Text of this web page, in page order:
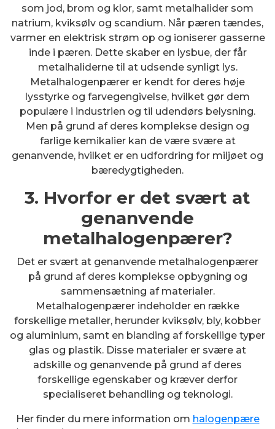
som jod, brom og klor, samt metalhalider som
natrium, kviksølv og scandium. Når pæren tændes,
varmer en elektrisk strøm op og ioniserer gasserne
inde i pæren. Dette skaber en lysbue, der får
metalhaliderne til at udsende synligt lys.
Metalhalogenpærer er kendt for deres høje
lysstyrke og farvegengivelse, hvilket gør dem
populære i industrien og til udendørs belysning.
Men på grund af deres komplekse design og
farlige kemikalier kan de være svære at
genanvende, hvilket er en udfordring for miljøet og
bæredygtigheden.
3. Hvorfor er det svært at
genanvende
metalhalogenpærer?
Det er svært at genanvende metalhalogenpærer
på grund af deres komplekse opbygning og
sammensætning af materialer.
Metalhalogenpærer indeholder en række
forskellige metaller, herunder kviksølv, bly, kobber
og aluminium, samt en blanding af forskellige typer
glas og plastik. Disse materialer er svære at
adskille og genanvende på grund af deres
forskellige egenskaber og kræver derfor
specialiseret behandling og teknologi.
Her finder du mere information om halogenpære